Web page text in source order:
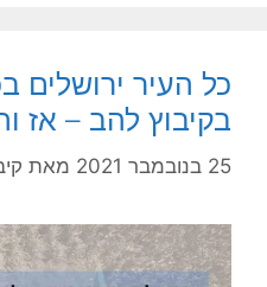
כל העיר
בקיבוץ להב – אז
25 בנובמבר 2021 מאת